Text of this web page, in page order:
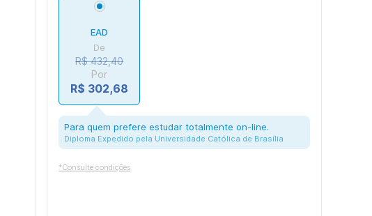
EAD
De
R$ 432,40
Por
R$ 302,68
Para quem prefere estudar totalmente on-line.
Diploma Expedido pela Universidade Católica de Brasília
*Consulte condições